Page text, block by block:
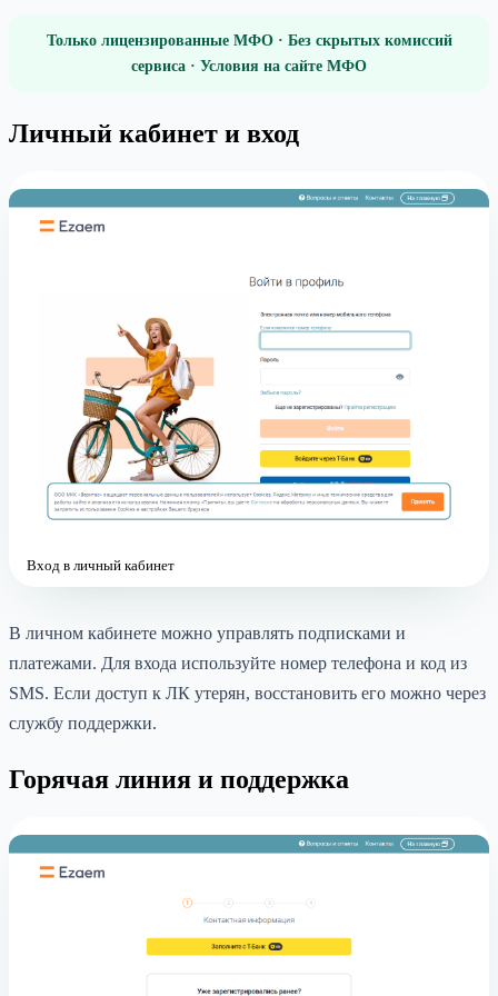
Только лицензированные МФО · Без скрытых комиссий
сервиса · Условия на сайте МФО
Личный кабинет и вход
Вход в личный кабинет
В личном кабинете можно управлять подписками и
платежами. Для входа используйте номер телефона и код из
SMS. Если доступ к ЛК утерян, восстановить его можно через
службу поддержки.
Горячая линия и поддержка